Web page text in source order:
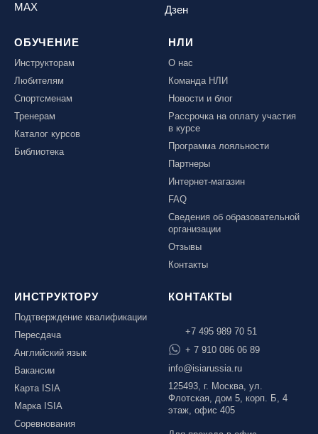
MAX Дзен
ОБУЧЕНИЕ
Инструкторам
Любителям
Спортсменам
Тренерам
Каталог курсов
Библиотека
НЛИ
О нас
Команда НЛИ
Новости и блог
Рассрочка на оплату участия
в курсе
Программа лояльности
Партнеры
Интернет-магазин
FAQ
Сведения об образовательной
организации
Отзывы
Контакты
ИНСТРУКТОРУ
Подтверждение квалификации
Пересдача
Английский язык
Вакансии
Карта ISIA
Марка ISIA
Соревнования
КОНТАКТЫ
+7 495 989 70 51
+ 7 910 086 06 89
info@isiarussia.ru
125493, г. Москва, ул.
Флотская, дом 5, корп. Б, 4
этаж, офис 405